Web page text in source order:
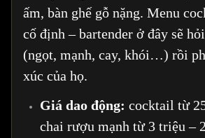
ấm, bàn ghế gỗ nặng. Menu
cố định – bartender ở đây sẽ
(ngọt, mạnh, cay, khói…) rồi
xúc của họ.
Giá dao động: cocktail từ
chai rượu mạnh từ 3 triệu –